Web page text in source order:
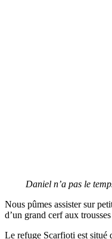
Daniel n’a pas le
Nous pûmes assister sur
d’un grand cerf aux
Le refuge Scarfioti est situé